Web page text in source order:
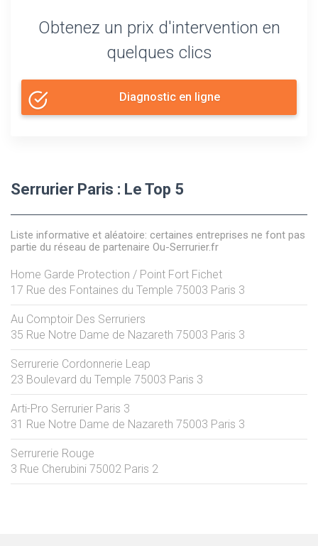
Obtenez un prix d'intervention en
quelques clics
Diagnostic en ligne
Serrurier Paris : Le Top 5
Liste informative et aléatoire: certaines entreprises ne font pas
partie du réseau de partenaire Ou-Serrurier.fr
Home Garde Protection / Point Fort Fichet
17 Rue des Fontaines du Temple 75003 Paris 3
Au Comptoir Des Serruriers
35 Rue Notre Dame de Nazareth 75003 Paris 3
Serrurerie Cordonnerie Leap
23 Boulevard du Temple 75003 Paris 3
Arti-Pro Serrurier Paris 3
31 Rue Notre Dame de Nazareth 75003 Paris 3
Serrurerie Rouge
3 Rue Cherubini 75002 Paris 2